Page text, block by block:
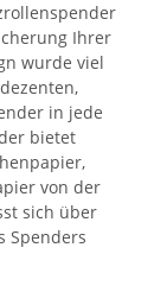
Ihrer
wurde viel
in jede
bietet
von der
sich über
Spenders